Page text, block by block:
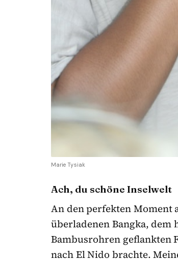
Marie Tysiak
Ach, du schöne Inselwelt
An den perfekten Moment
überladenen Bangka,
Bambusrohren geflankten
nach El Nido brachte.